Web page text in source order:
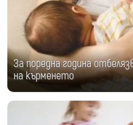
За поредна година
на кърменето